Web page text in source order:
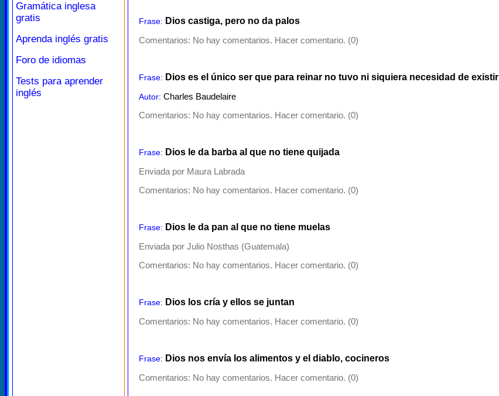
Gramática inglesa
gratis
Aprenda inglés gratis
Foro de idiomas
Tests para aprender
inglés
Frase: Dios castiga, pero no da palos
Comentarios: No hay comentarios. Hacer comentario. (0)
Frase: Dios es el único ser que para reinar no tuvo ni siquiera necesidad de existir
Autor: Charles Baudelaire
Comentarios: No hay comentarios. Hacer comentario. (0)
Frase: Dios le da barba al que no tiene quijada
Enviada por Maura Labrada
Comentarios: No hay comentarios. Hacer comentario. (0)
Frase: Dios le da pan al que no tiene muelas
Enviada por Julio Nosthas (Guatemala)
Comentarios: No hay comentarios. Hacer comentario. (0)
Frase: Dios los cría y ellos se juntan
Comentarios: No hay comentarios. Hacer comentario. (0)
Frase: Dios nos envía los alimentos y el diablo, cocineros
Comentarios: No hay comentarios. Hacer comentario. (0)